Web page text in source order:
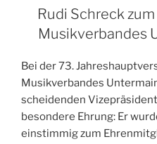
Rudi Schreck
Musikverbandes
Bei der 73.
Musikverbandes
scheidenden
besondere Ehrung: Er
einstimmig zum